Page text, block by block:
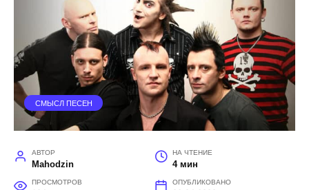
СМЫСЛ ПЕСЕН
АВТОР
Mahodzin
НА ЧТЕНИЕ
4 мин
ПРОСМОТРОВ ОПУБЛИКОВАНО